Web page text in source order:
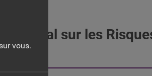
vous.
sur les